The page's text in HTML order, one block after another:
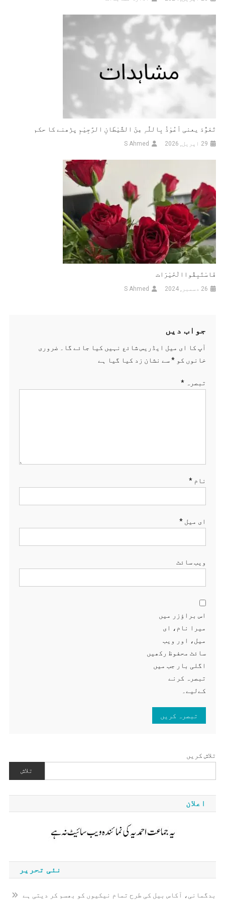
تَعَوُّذ یعنی اَعُوْذُ بِاللّٰہِ مِنَ الشَّیْطَانِ الرَّجِیْمِ پڑھنے کا حکم
29 اپریل, 2026 S Ahmed
فَاسْتَبِقُواالْخَیْرَات
26 دسمبر, 2024 S Ahmed
جواب دیں
آپ کا ای میل ایڈریس شائع نہیں کیا جائے گا۔
ضروری
خانوں کو *سے نشان زد کیا گیا ہے
تبصرہ *
نام *
ای میل *
ویب‌ سائٹ
اس براؤزر میں
میرا نام، ای
میل، اور ویب
سائٹ محفوظ رکھیں
اگلی بار جب میں
تبصرہ کرنے
کےلیے۔
تلاش کریں
تلاش
اعلان
نئی تحریر
بدگمانی، آکاس بیل کی طرح تمام نیکیوں کو بھسم کر دیتی ہے